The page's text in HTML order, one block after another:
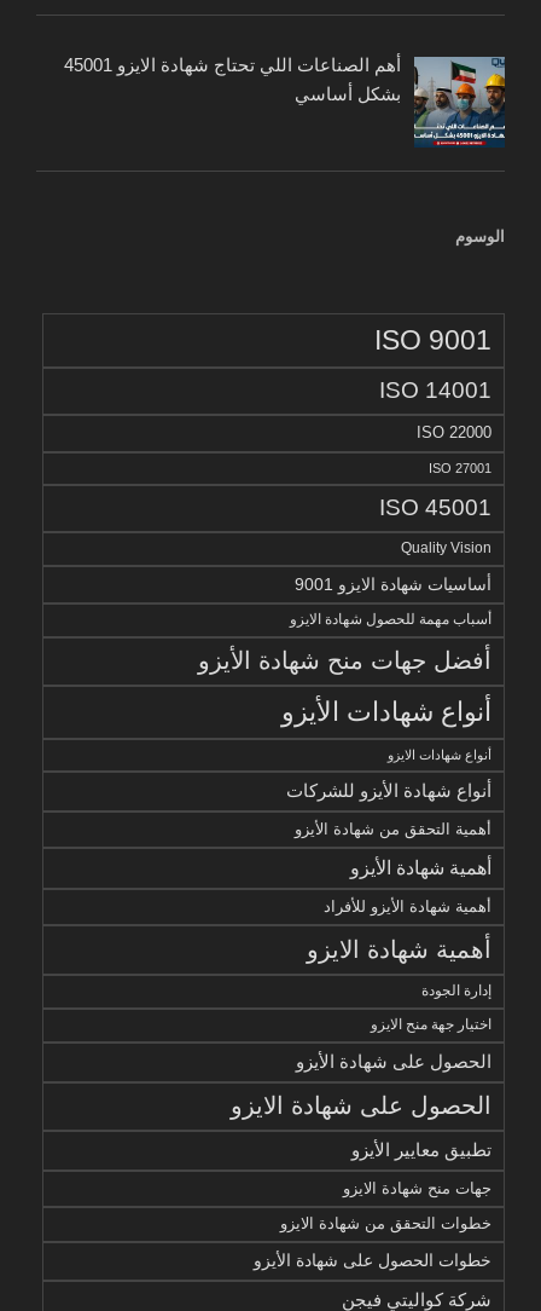
أهم الصناعات اللي تحتاج شهادة الايزو 45001
بشكل أساسي
الوسوم
ISO 9001
ISO 14001
ISO 22000
ISO 27001
ISO 45001
Quality Vision
أساسيات شهادة الايزو 9001
أسباب مهمة للحصول شهادة الايزو
أفضل جهات منح شهادة الأيزو
أنواع شهادات الأيزو
أنواع شهادات الايزو
أنواع شهادة الأيزو للشركات
أهمية التحقق من شهادة الأيزو
أهمية شهادة الأيزو
أهمية شهادة الأيزو للأفراد
أهمية شهادة الايزو
إدارة الجودة
اختيار جهة منح الايزو
الحصول على شهادة الأيزو
الحصول على شهادة الايزو
تطبيق معايير الأيزو
جهات منح شهادة الايزو
خطوات التحقق من شهادة الايزو
خطوات الحصول على شهادة الأيزو
شركة كواليتي فيجن